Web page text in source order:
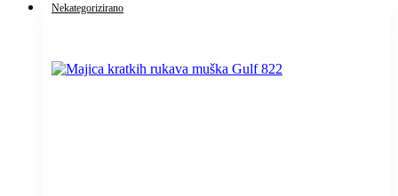
Nekategorizirano